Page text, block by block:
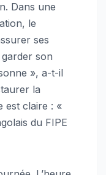
Dans une
le
ses
son
», a-t-il
la
est claire : «
du FIPE